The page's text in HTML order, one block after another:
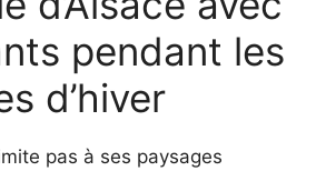
pendant les
d’hiver
pas à ses paysages